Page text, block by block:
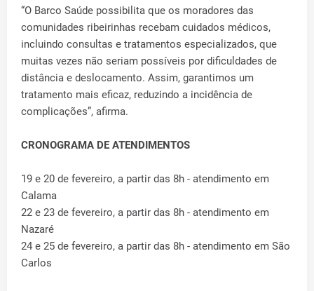
“O Barco Saúde possibilita que os moradores das
comunidades ribeirinhas recebam cuidados médicos,
incluindo consultas e tratamentos especializados, que
muitas vezes não seriam possíveis por dificuldades de
distância e deslocamento. Assim, garantimos um
tratamento mais eficaz, reduzindo a incidência de
complicações”, afirma.
CRONOGRAMA DE ATENDIMENTOS
19 e 20 de fevereiro, a partir das 8h - atendimento em
Calama
22 e 23 de fevereiro, a partir das 8h - atendimento em
Nazaré
24 e 25 de fevereiro, a partir das 8h - atendimento em São
Carlos